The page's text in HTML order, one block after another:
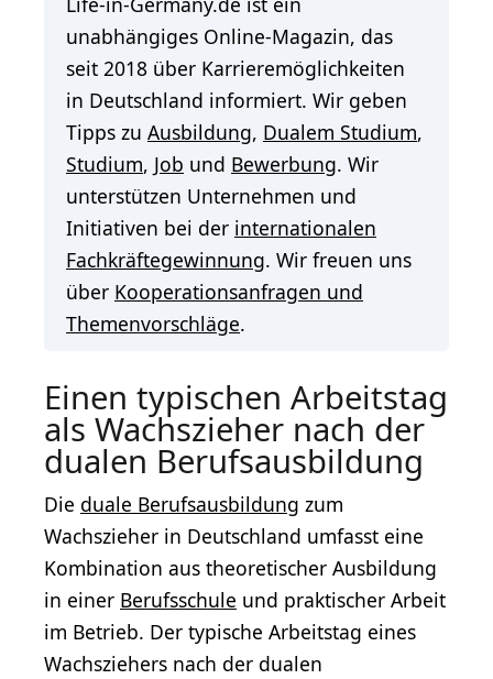
unabhängiges Online-Magazin, das
seit 2018 über Karrieremöglichkeiten
in Deutschland informiert. Wir geben
Tipps zu Ausbildung, Dualem Studium,
Studium, Job und Bewerbung. Wir
unterstützen Unternehmen und
Initiativen bei der internationalen
Fachkräftegewinnung. Wir freuen uns
über Kooperationsanfragen und
Themenvorschläge.
Einen typischen Arbeitstag
als Wachszieher nach der
dualen Berufsausbildung
Die duale Berufsausbildung zum
Wachszieher in Deutschland umfasst eine
Kombination aus theoretischer Ausbildung
in einer Berufsschule und praktischer Arbeit
im Betrieb. Der typische Arbeitstag eines
Wachsziehers nach der dualen